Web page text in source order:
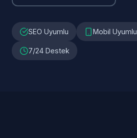
SEO Uyumlu Mobil Uyumlu
7/24 Destek